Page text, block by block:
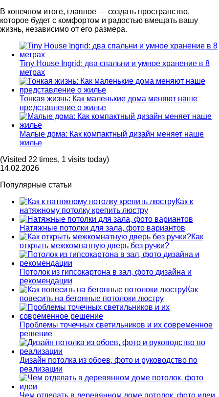
В конечном итоге, главное — создать пространство,
которое будет с комфортом и радостью вмещать вашу
жизнь, независимо от его размера.
Tiny House Ingrid: два спальни и умное хранение в 8
метрах
Тонкая жизнь: Как маленькие дома меняют наше
представление о жилье
Малые дома: Как компактный дизайн меняет наше
жилье
(Visited 22 times, 1 visits today)
14.02.2026
Популярные статьи
Как к
натяжному потолку крепить люстру
Натяжные потолки для зала, фото вариантов
Как
открыть межкомнатную дверь без ручки?
Потолок из гипсокартона в зал, фото дизайна и
рекомендации
Как
повесить на бетонные потолоки люстру
Проблемы точечных светильников и их современное
решение
Дизайн потолка из обоев, фото и руководство по
реализации